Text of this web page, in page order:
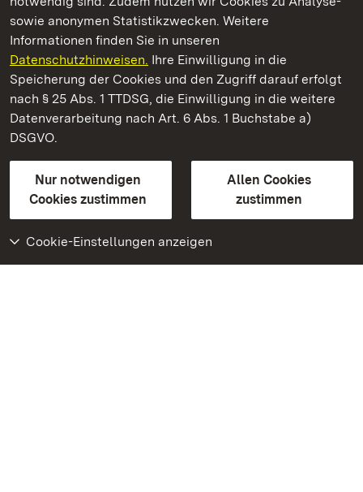
sowie anonymen Statistikzwecken. Weitere
Informationen finden Sie in unseren
Datenschutzhinweisen. Ihre Einwilligung in die
Speicherung der Cookies und den Zugriff darauf erfolgt
nach § 25 Abs. 1 TTDSG, die Einwilligung in die weitere
Datenverarbeitung nach Art. 6 Abs. 1 Buchstabe a)
DSGVO.
Nur notwendigen
Cookies zustimmen
Allen Cookies
zustimmen
Cookie-Einstellungen anzeigen
Staatliche Schlösser und Gärten Baden‑Württemberg
Staatliche Schlösser und Gärten Baden-Württemberg
Kontakt
GebärdenspracheLeichte Sprache
Erklärung zur Barrierefreiheit
BITV-konform (geprüfte Seiten)
Weiteres